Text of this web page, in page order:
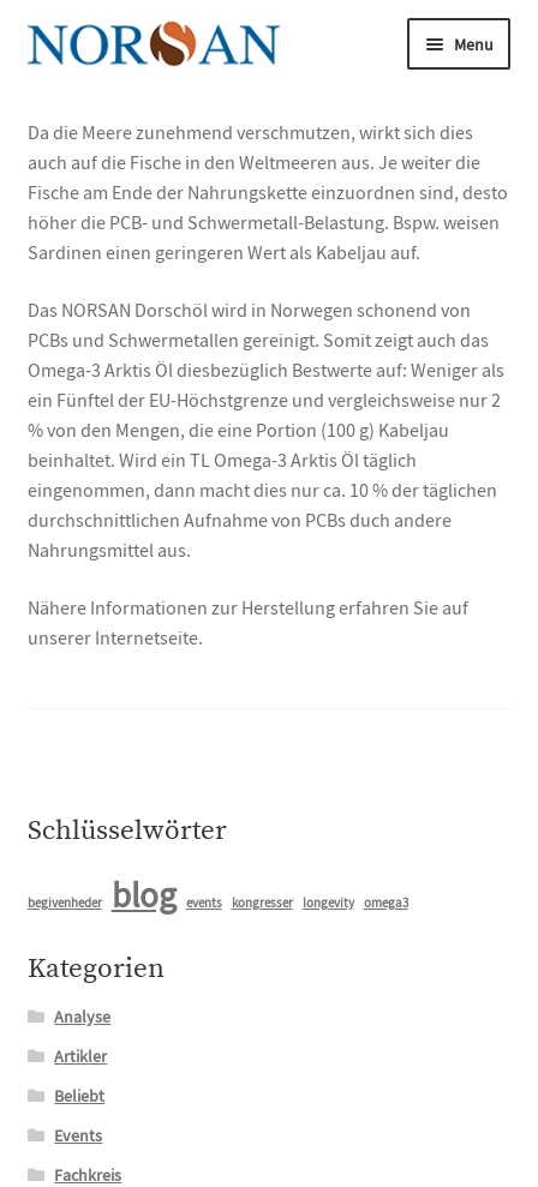
Spring
til
Spring
til
Menu
Køb nu
Udfold
Om omega-3
Udfold
Artikler
Omega-3-forskningen
Analyse
Bliv vores ekspert
Da die Meere zunehmend verschmutzen, wirkt sich dies
auch auf die Fische in den Weltmeeren aus. Je weiter die
Fische am Ende der Nahrungskette einzuordnen sind, desto
höher die PCB- und Schwermetall-Belastung. Bspw. weisen
Sardinen einen geringeren Wert als Kabeljau auf.
Das NORSAN Dorschöl wird in Norwegen schonend von
PCBs und Schwermetallen gereinigt. Somit zeigt auch das
Omega-3 Arktis Öl diesbezüglich Bestwerte auf: Weniger als
ein Fünftel der EU-Höchstgrenze und vergleichsweise nur 2
% von den Mengen, die eine Portion (100 g) Kabeljau
beinhaltet. Wird ein TL Omega-3 Arktis Öl täglich
eingenommen, dann macht dies nur ca. 10 % der täglichen
durchschnittlichen Aufnahme von PCBs duch andere
Nahrungsmittel aus.
Nähere Informationen zur Herstellung erfahren Sie auf
unserer Internetseite.
Schlüsselwörter
begivenheder blog events kongresser longevity omega3
Kategorien
Analyse
Artikler
Beliebt
Events
Fachkreis